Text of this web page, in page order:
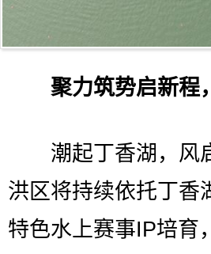
聚力筑势启新程
潮起丁香湖，风
洪区将持续依托丁香
特色水上赛事IP培育